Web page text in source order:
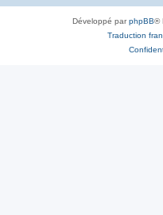
Développé parphpBB®
Traduction